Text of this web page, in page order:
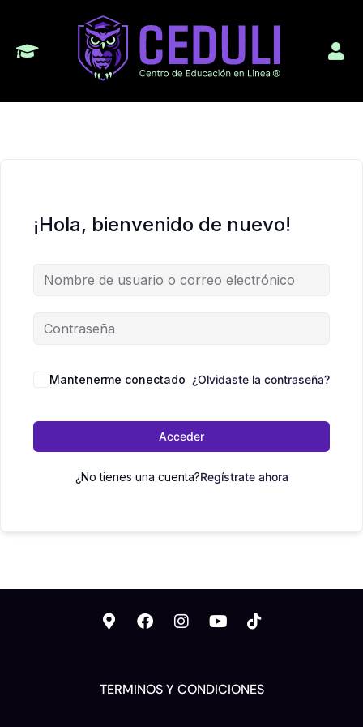
¡Hola, bienvenido de nuevo!
Mantenerme conectado ¿Olvidaste la contraseña?
Acceder
¿No tienes una cuenta?Regístrate ahora
TERMINOS Y CONDICIONES